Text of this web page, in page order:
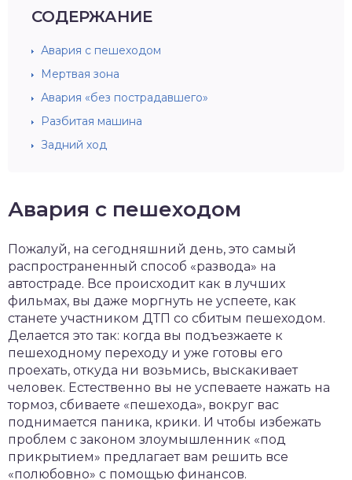
СОДЕРЖАНИЕ
Авария с пешеходом
Мертвая зона
Авария «без пострадавшего»
Разбитая машина
Задний ход
Авария с пешеходом
Пожалуй, на сегодняшний день, это самый
распространенный способ «развода» на
автостраде. Все происходит как в лучших
фильмах, вы даже моргнуть не успеете, как
станете участником ДТП со сбитым пешеходом.
Делается это так: когда вы подъезжаете к
пешеходному переходу и уже готовы его
проехать, откуда ни возьмись, выскакивает
человек. Естественно вы не успеваете нажать на
тормоз, сбиваете «пешехода», вокруг вас
поднимается паника, крики. И чтобы избежать
проблем с законом злоумышленник «под
прикрытием» предлагает вам решить все
«полюбовно» с помощью финансов.